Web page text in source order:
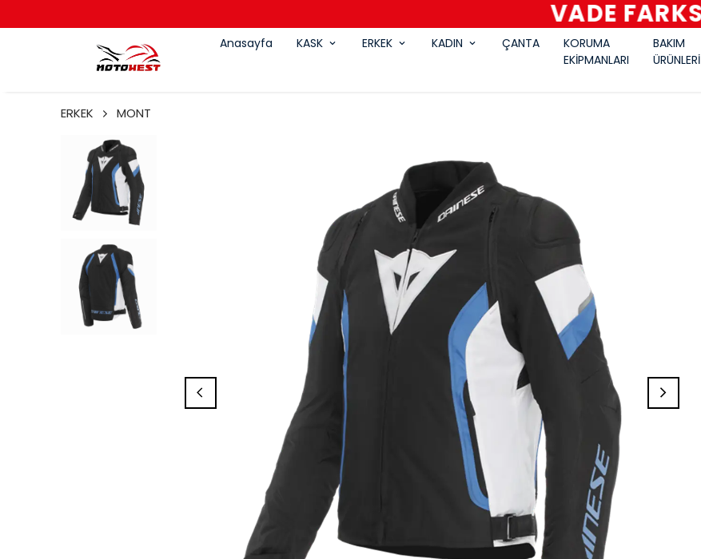
VADE FARKSIZ 6 TAKSİT
Anasayfa KASK ERKEK KADIN ÇANTA
KORUMA
EKİPMANLARI
BAKIM
ÜRÜNLERİ
ERKEK MONT